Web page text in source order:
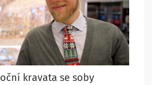
kravata se soby